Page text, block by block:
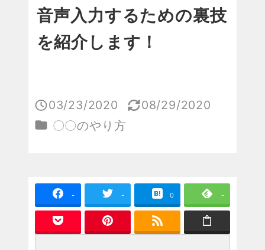
音声入力するための裏技
を紹介します！
投稿日
03/23/2020
更新日
08/29/2020
カテゴリー
〇〇のやり方
- - 0 -